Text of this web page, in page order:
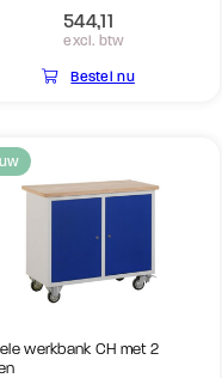
544,11
excl. btw
Bestel nu
werkbank CH met 2